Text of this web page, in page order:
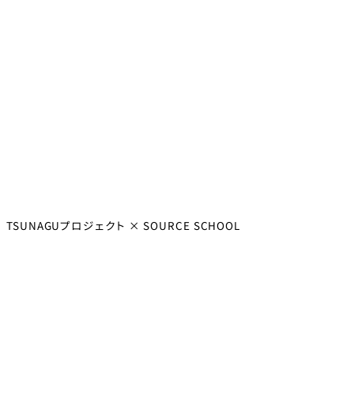
TSUNAGUプロジェクト × SOURCE SCHOOL